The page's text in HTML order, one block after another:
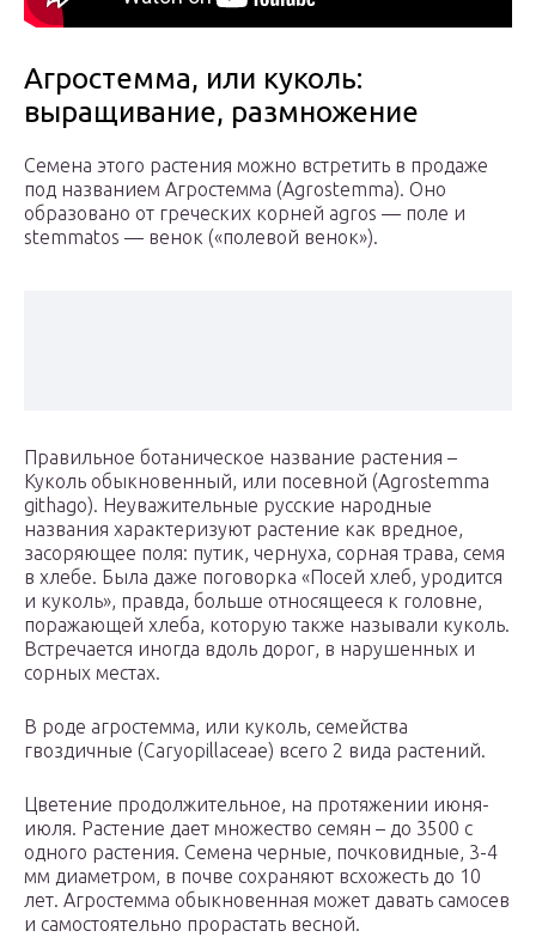
Агростемма, или куколь:
выращивание, размножение
Семена этого растения можно встретить в продаже
под названием Агростемма (Agrostemma). Оно
образовано от греческих корней agros — поле и
stemmatos — венок («полевой венок»).
Правильное ботаническое название растения –
Куколь обыкновенный, или посевной (Agrostemma
githago). Неуважительные русские народные
названия характеризуют растение как вредное,
засоряющее поля: путик, чернуха, сорная трава, семя
в хлебе. Была даже поговорка «Посей хлеб, уродится
и куколь», правда, больше относящееся к головне,
поражающей хлеба, которую также называли куколь.
Встречается иногда вдоль дорог, в нарушенных и
сорных местах.
В роде агростемма, или куколь, семейства
гвоздичные (Caryopillaceae) всего 2 вида растений.
Цветение продолжительное, на протяжении июня-
июля. Растение дает множество семян – до 3500 с
одного растения. Семена черные, почковидные, 3-4
мм диаметром, в почве сохраняют всхожесть до 10
лет. Агростемма обыкновенная может давать самосев
и самостоятельно прорастать весной.